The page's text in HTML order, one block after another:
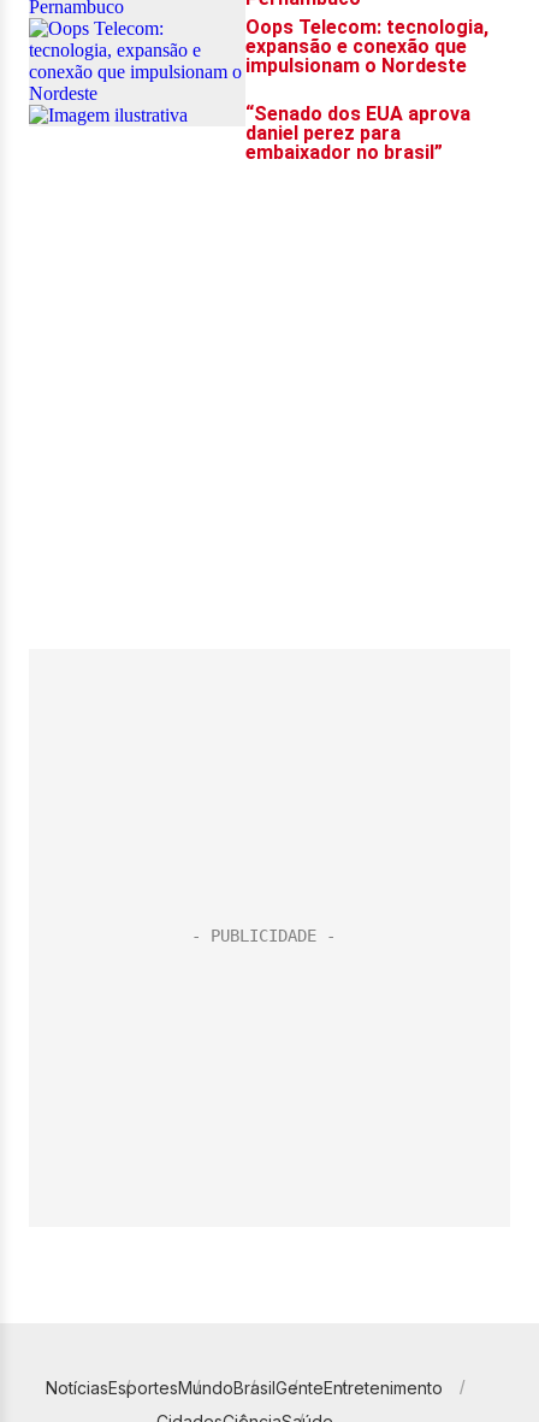
NotíciasEsportesMundoBrasilGenteEntretenimento